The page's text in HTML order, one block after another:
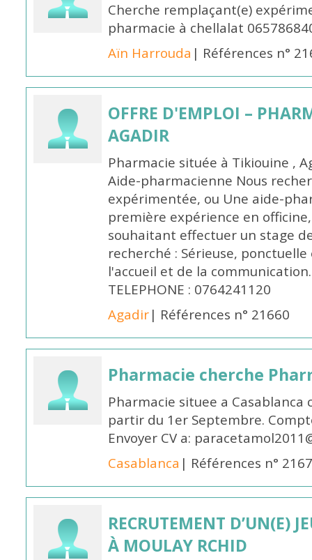
Cherche remplaçant(e)
pharmacie à chellalat
Aïn Harrouda | Références n°
OFFRE D'EMPLOI –
AGADIR
Pharmacie située à Tikiouine ,
Aide-pharmacienne Nous
expérimentée, ou Une aide-
première expérience en
souhaitant effectuer un stage
recherché : Sérieuse,
l'accueil et de la
TELEPHONE : 0764241120
Agadir| Références n° 21660
Pharmacie cherche
Pharmacie situee a
partir du 1er Septembre.
Envoyer CV a:
Casablanca | Références n°
RECRUTEMENT D’UN(E)
À MOULAY RCHID